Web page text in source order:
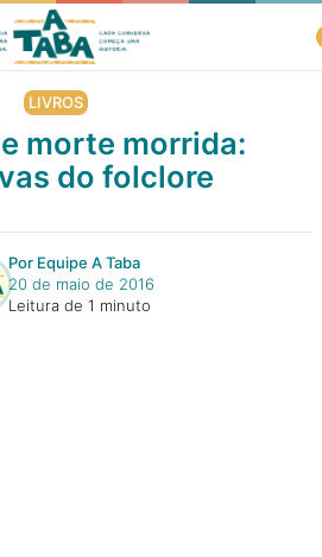
LIVROS
morte morrida:
do folclore
Por Equipe A Taba
20 de maio de 2016
Leitura de 1 minuto